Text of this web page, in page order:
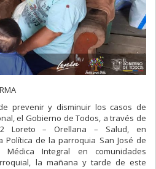
prevenir y disminuir los casos de
el Gobierno de Todos, a través de
Loreto – Orellana – Salud, en
Política de la parroquia San José de
Médica Integral en comunidades
la mañana y tarde de este